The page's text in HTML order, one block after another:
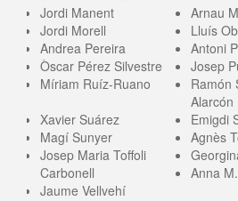
Jordi Manent
Arnau
Jordi Morell
Lluís
Andrea Pereira
Antoni
Òscar Pérez Silvestre
Josep
Míriam Ruíz-Ruano
Ramón
Alarcón
Xavier Suárez
Emigdi
Magí Sunyer
Agnès
Josep Maria Toffoli
Carbonell
Anna
Jaume Vellvehí